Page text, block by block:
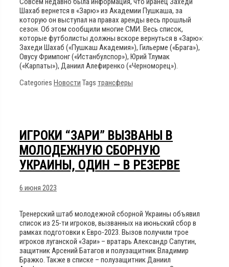
Шахаб вернется в «Зарю» из Академии Пушкаша, за
которую он выступал на правах аренды весь прошлый
сезон. Об этом сообщили многие СМИ. Весь список,
которые футболисты должны вскоре вернуться в «Зарю»:
Захеди Шахаб («Пушкаш Академия»), Гильерме («Брага»),
Овусу Фримпонг («Истанбулспор»), Юрий Тлумак
(«Карпаты»), Даниил Алефиренко («Черноморец»).
Categories Новости Tags трансферы
ИГРОКИ “ЗАРИ” ВЫЗВАНЫ В
МОЛОДЕЖНУЮ СБОРНУЮ
УКРАИНЫ, ОДИН – В РЕЗЕРВЕ
6 июня 2023
Тренерский штаб молодежной сборной Украины объявил
список из 25-ти игроков, вызванных на июньский сбор в
рамках подготовки к Евро-2023. Вызов получили трое
игроков луганской «Зари» – вратарь Александр Сапутин,
защитник Арсений Батагов и полузащитник Владимир
Бражко. Также в списке – полузащитник Даниил